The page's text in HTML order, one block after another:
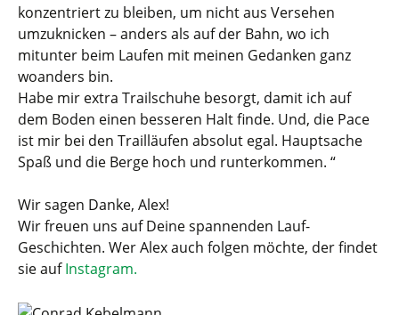
konzentriert zu bleiben, um nicht aus Versehen
umzuknicken – anders als auf der Bahn, wo ich
mitunter beim Laufen mit meinen Gedanken ganz
woanders bin.
Habe mir extra Trailschuhe besorgt, damit ich auf
dem Boden einen besseren Halt finde. Und, die Pace
ist mir bei den Trailläufen absolut egal. Hauptsache
Spaß und die Berge hoch und runterkommen. “
Wir sagen Danke, Alex!
Wir freuen uns auf Deine spannenden Lauf-
Geschichten. Wer Alex auch folgen möchte, der findet
sie aufInstagram.